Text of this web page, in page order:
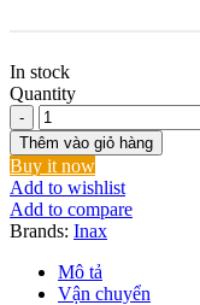
In stock
Quantity
Kệ
Inox
Thẳng
số
lượng
Thêm vào giỏ hàng
Buy it now
Add to wishlist
Add to compare
Brands: Inax
Mô tả
Vận chuyển